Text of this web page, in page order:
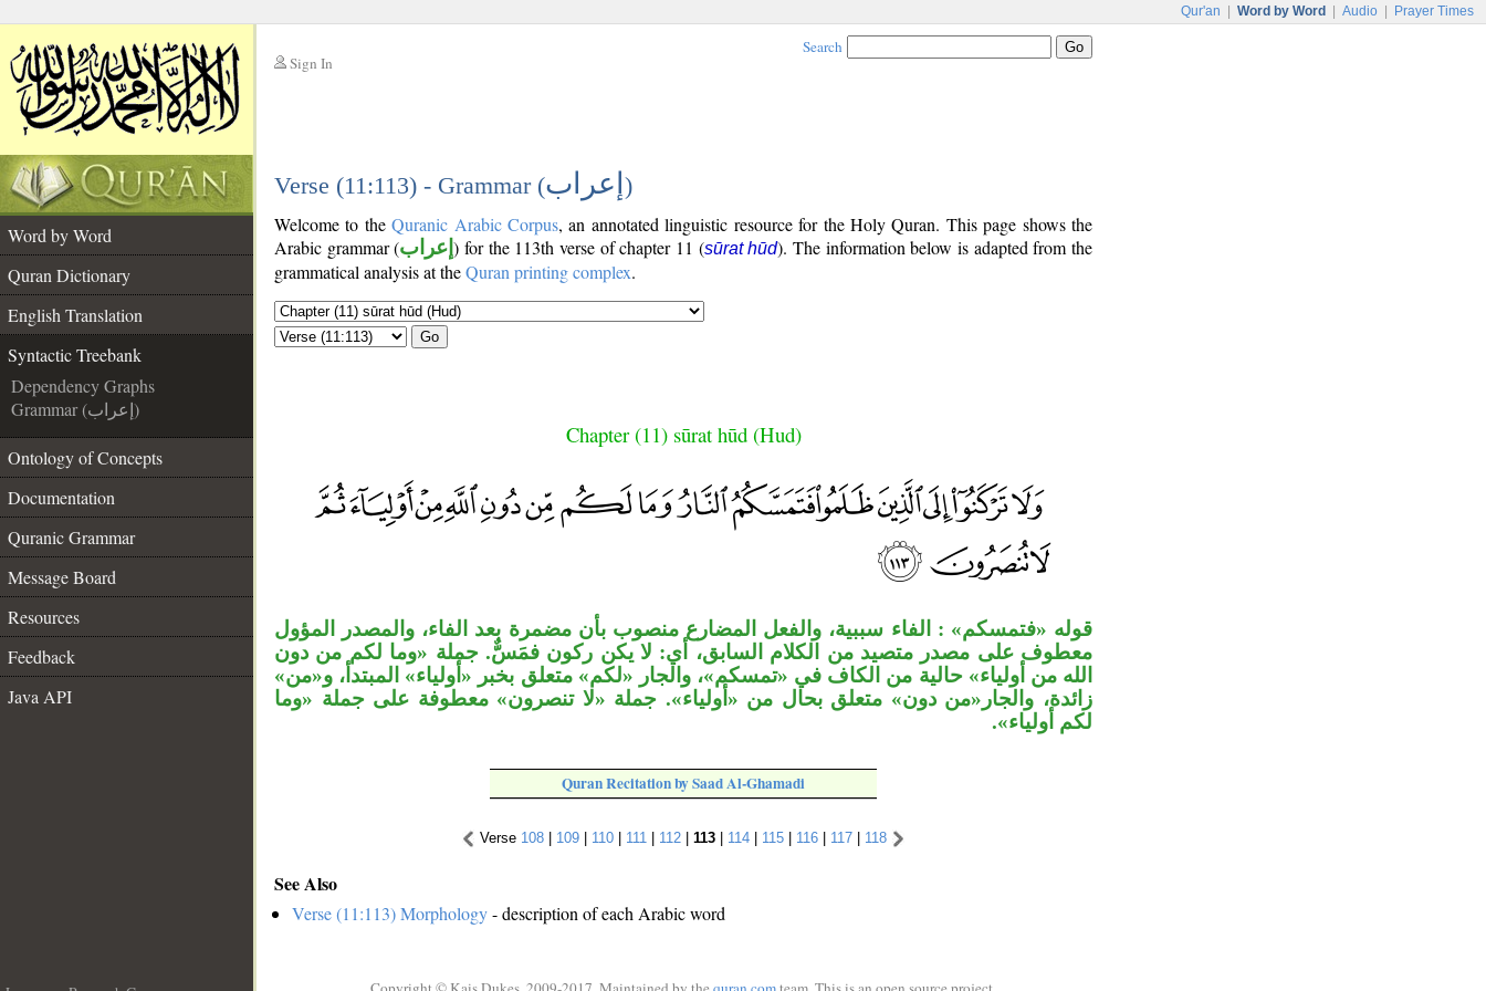
Qur'an Word by Word Audio Prayer Times
Sign In
Search
Verse (11:113) - Grammar (إعراب )
Word by Word
Quran Dictionary
English Translation
Syntactic Treebank
Dependency Graphs
Grammar (إعراب)
Ontology of Concepts
Documentation
Quranic Grammar
Message Board
Resources
Feedback
Java API
Welcome to theQuranic Arabic Corpus, an annotated linguistic resource for the Holy Quran. This page shows the
Arabic grammar (إعراب) for the 113th verse of chapter 11 (sūrat hūd). The information below is adapted from the
grammatical analysis at theQuran printing complex.
Go
Chapter (11) sūrat hūd (Hud)
قوله «فتمسكم» : الفاء سببية، والفعل المضارع منصوب بأن مضمرة بعد الفاء، والمصدر المؤول
معطوف على مصدر متصيد من الكلام السابق، أي: لا يكن ركون فمَسٌّ. جملة «وما لكم من دون
الله من أولياء» حالية من الكاف في «تمسكم»، والجار «لكم» متعلق بخبر «أولياء» المبتدأ، و«من»
زائدة، والجار«من دون» متعلق بحال من «أولياء». جملة «لا تنصرون» معطوفة على جملة «وما
لكم أولياء».
Quran Recitation by Saad Al-Ghamadi
Verse 108 109 110 111 112 113 114 115 116 117 118
See Also
Verse (11:113) Morphology- description of each Arabic word